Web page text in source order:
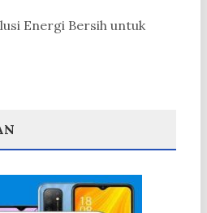
Energi Bersih untuk